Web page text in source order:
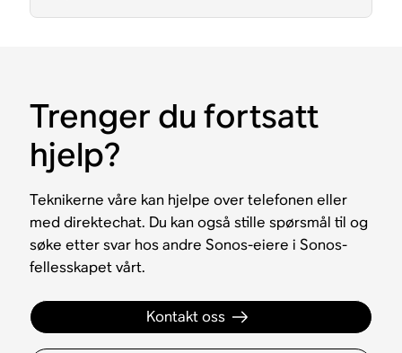
Trenger du fortsatt
hjelp?
Teknikerne våre kan hjelpe over telefonen eller
med direktechat. Du kan også stille spørsmål til og
søke etter svar hos andre Sonos-eiere i Sonos-
fellesskapet vårt.
Kontakt oss